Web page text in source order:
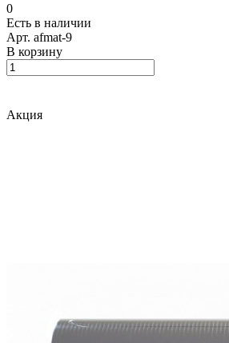
0
Есть в наличии
Арт. afmat-9
В корзину
Акция